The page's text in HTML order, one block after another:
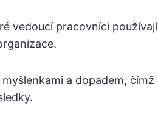
vedoucí pracovníci používají
a dopadem, čímž